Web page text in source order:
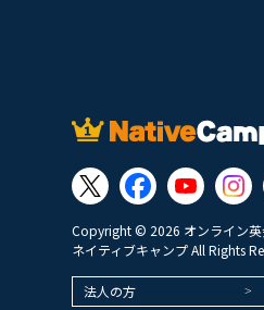
Copyright © 2026 オンライン英
ネイティブキャンプ All Rights
法人の方